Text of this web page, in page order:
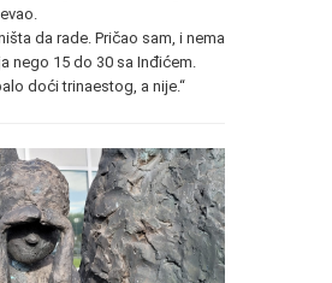
da rade. Pričao sam, i nema
nego 15 do 30 sa Inđićem.
doći trinaestog, a nije.“